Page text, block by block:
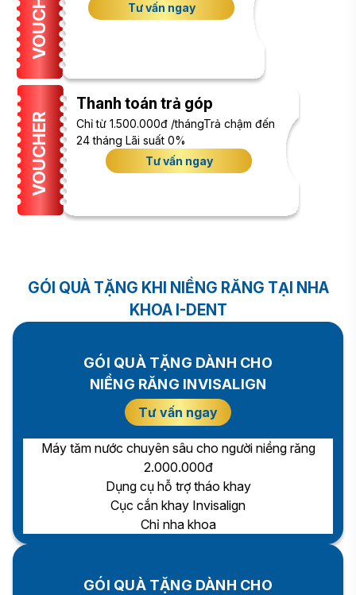
Tư vấn ngay
Thanh toán trả góp
Chỉ từ 1.500.000đ /thángTrả chậm đến
24 tháng Lãi suất 0%
Tư vấn ngay
VOUCHER
GÓI QUÀ TẶNG KHI NIỀNG RĂNG TẠI NHA
KHOA I-DENT
GÓI QUÀ TẶNG DÀNH CHO
NIỀNG RĂNG INVISALIGN
Tư vấn ngay
Máy tăm nước chuyên sâu cho người niềng răng
2.000.000đ
Dụng cụ hỗ trợ tháo khay
Cục cắn khay Invisalign
Chỉ nha khoa
GÓI QUÀ TẶNG DÀNH CHO